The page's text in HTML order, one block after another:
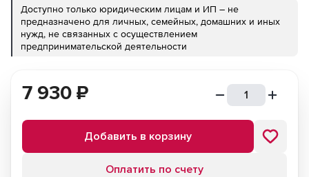
Доступно только юридическим лицам и ИП – не
предназначено для личных, семейных, домашних и иных
нужд, не связанных с осуществлением
предпринимательской деятельности
7 930 ₽
Добавить в корзину
Оплатить по счету